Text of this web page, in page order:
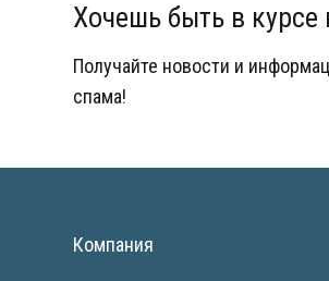
Хочешь быть в курсе
Получайте новости и
спама!
Компания